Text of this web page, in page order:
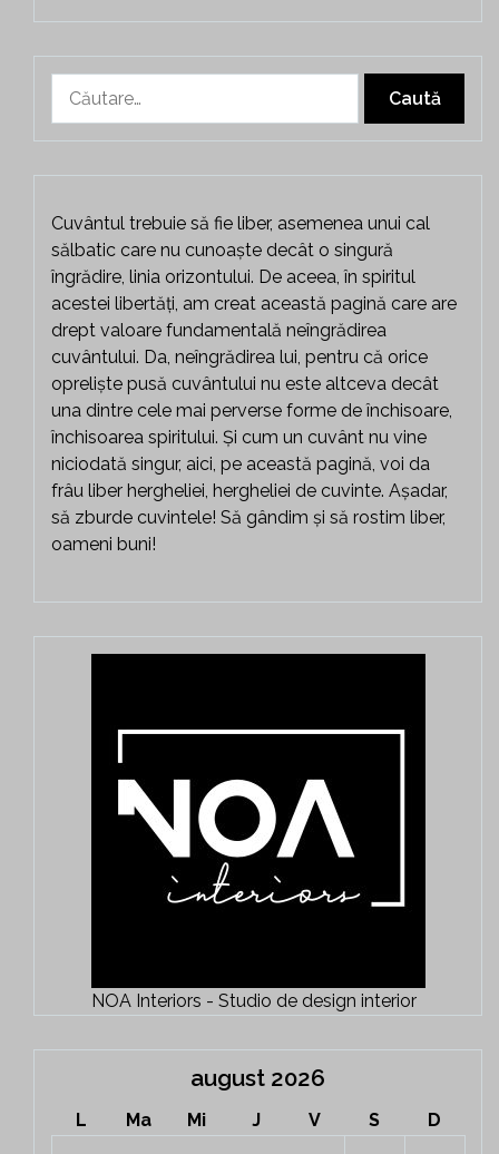
după:
Cuvântul trebuie să fie liber, asemenea unui cal
sălbatic care nu cunoaște decât o singură
îngrădire, linia orizontului. De aceea, în spiritul
acestei libertăți, am creat această pagină care are
drept valoare fundamentală neîngrădirea
cuvântului. Da, neîngrădirea lui, pentru că orice
opreliște pusă cuvântului nu este altceva decât
una dintre cele mai perverse forme de închisoare,
închisoarea spiritului. Și cum un cuvânt nu vine
niciodată singur, aici, pe această pagină, voi da
frâu liber hergheliei, hergheliei de cuvinte. Așadar,
să zburde cuvintele! Să gândim și să rostim liber,
oameni buni!
NOA Interiors - Studio de design interior
august 2026
L Ma Mi J V S
D